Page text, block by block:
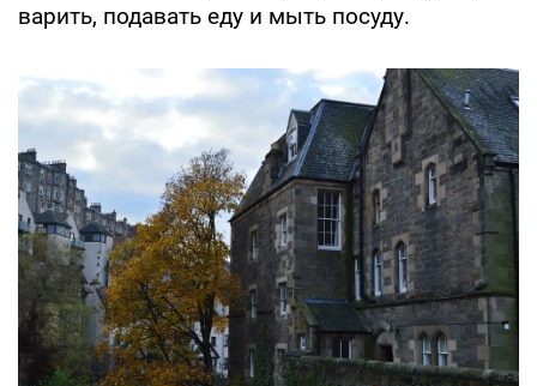
варить, подавать еду и мыть посуду.